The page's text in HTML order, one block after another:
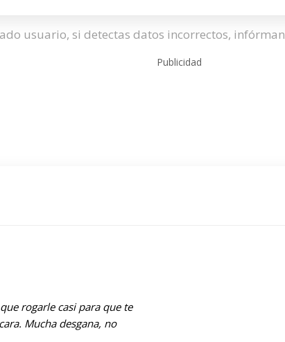
usuario, si detectas datos incorrectos,
Publicidad
rogarle casi para que te
Mucha desgana, no